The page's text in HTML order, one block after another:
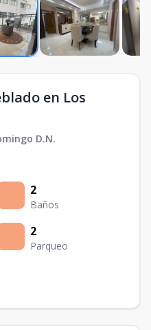
en Los
D.N.
2
Baños
2
Parqueo